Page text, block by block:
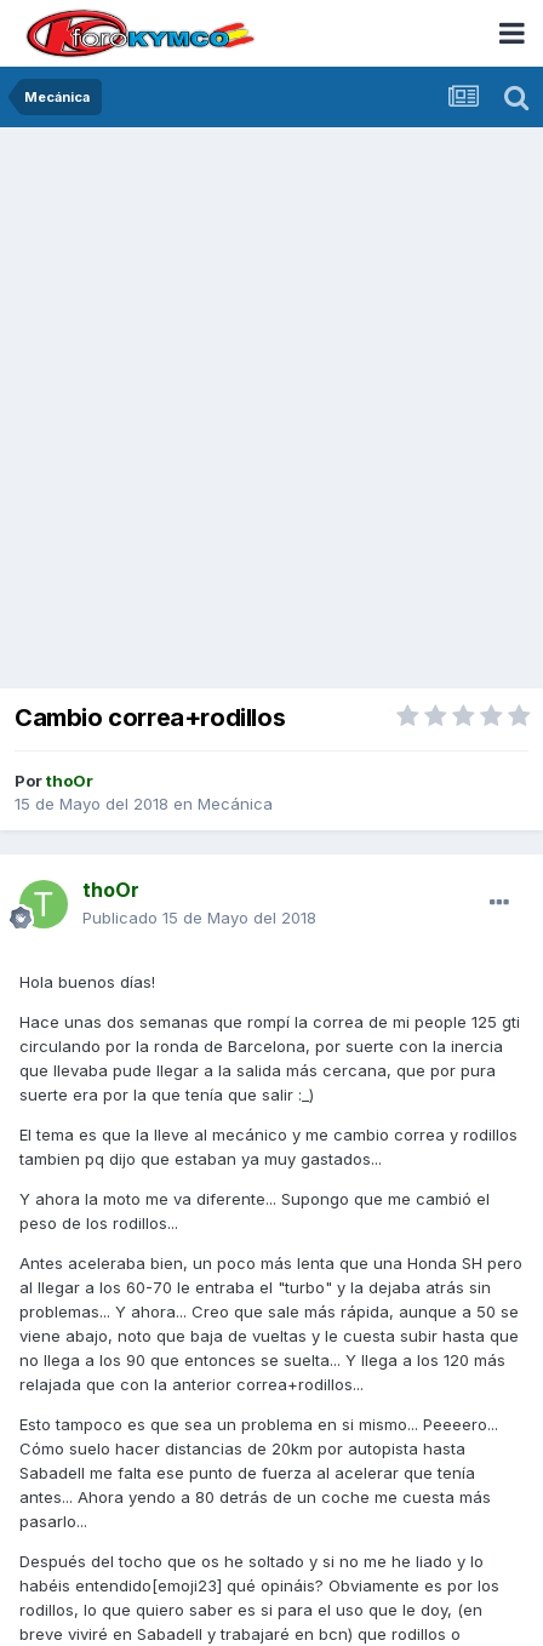
Mecánica
Cambio correa+rodillos
PorthoOr
15 de Mayo del 2018 en Mecánica
thoOr
Publicado 15 de Mayo del 2018
Hola buenos días!
Hace unas dos semanas que rompí la correa de mi people 125 gti
circulando por la ronda de Barcelona, por suerte con la inercia
que llevaba pude llegar a la salida más cercana, que por pura
suerte era por la que tenía que salir :_)
El tema es que la lleve al mecánico y me cambio correa y rodillos
tambien pq dijo que estaban ya muy gastados...
Y ahora la moto me va diferente... Supongo que me cambió el
peso de los rodillos...
Antes aceleraba bien, un poco más lenta que una Honda SH pero
al llegar a los 60-70 le entraba el "turbo" y la dejaba atrás sin
problemas... Y ahora... Creo que sale más rápida, aunque a 50 se
viene abajo, noto que baja de vueltas y le cuesta subir hasta que
no llega a los 90 que entonces se suelta... Y llega a los 120 más
relajada que con la anterior correa+rodillos...
Esto tampoco es que sea un problema en si mismo... Peeeero...
Cómo suelo hacer distancias de 20km por autopista hasta
Sabadell me falta ese punto de fuerza al acelerar que tenía
antes... Ahora yendo a 80 detrás de un coche me cuesta más
pasarlo...
Después del tocho que os he soltado y si no me he liado y lo
habéis entendido[emoji23] qué opináis? Obviamente es por los
rodillos, lo que quiero saber es si para el uso que le doy, (en
breve viviré en Sabadell y trabajaré en bcn) que rodillos o